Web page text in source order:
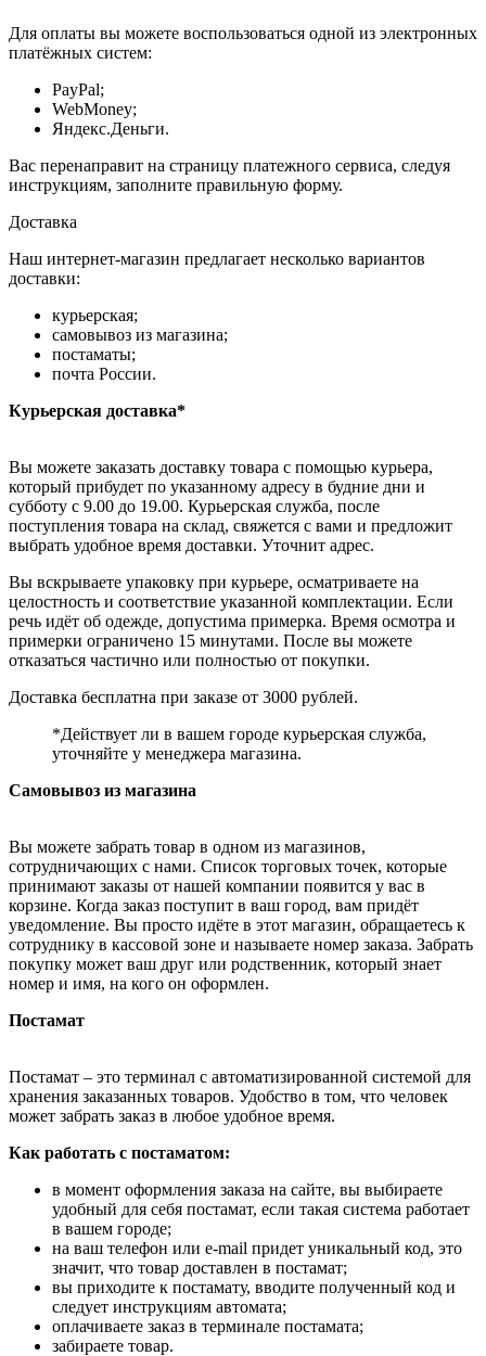
Для оплаты вы можете воспользоваться одной из электронных
платёжных систем:
PayPal;
WebMoney;
Яндекс.Деньги.
Вас перенаправит на страницу платежного сервиса, следуя
инструкциям, заполните правильную форму.
Доставка
Наш интернет-магазин предлагает несколько вариантов
доставки:
курьерская;
самовывоз из магазина;
постаматы;
почта России.
Курьерская доставка*
Вы можете заказать доставку товара с помощью курьера,
который прибудет по указанному адресу в будние дни и
субботу с 9.00 до 19.00. Курьерская служба, после
поступления товара на склад, свяжется с вами и предложит
выбрать удобное время доставки. Уточнит адрес.
Вы вскрываете упаковку при курьере, осматриваете на
целостность и соответствие указанной комплектации. Если
речь идёт об одежде, допустима примерка. Время осмотра и
примерки ограничено 15 минутами. После вы можете
отказаться частично или полностью от покупки.
Доставка бесплатна при заказе от 3000 рублей.
*Действует ли в вашем городе курьерская служба,
уточняйте у менеджера магазина.
Самовывоз из магазина
Вы можете забрать товар в одном из магазинов,
сотрудничающих с нами. Список торговых точек, которые
принимают заказы от нашей компании появится у вас в
корзине. Когда заказ поступит в ваш город, вам придёт
уведомление. Вы просто идёте в этот магазин, обращаетесь к
сотруднику в кассовой зоне и называете номер заказа. Забрать
покупку может ваш друг или родственник, который знает
номер и имя, на кого он оформлен.
Постамат
Постамат – это терминал с автоматизированной системой для
хранения заказанных товаров. Удобство в том, что человек
может забрать заказ в любое удобное время.
Как работать с постаматом:
в момент оформления заказа на сайте, вы выбираете
удобный для себя постамат, если такая система работает
в вашем городе;
на ваш телефон или e-mail придет уникальный код, это
значит, что товар доставлен в постамат;
вы приходите к постамату, вводите полученный код и
следует инструкциям автомата;
оплачиваете заказ в терминале постамата;
забираете товар.